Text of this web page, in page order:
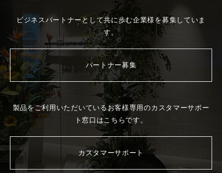
ビジネスパートナーとして共に歩む企業様を募集していま
す。
パートナー募集
製品をご利用いただいているお客様専用のカスタマーサポー
ト窓口はこちらです。
カスタマーサポート